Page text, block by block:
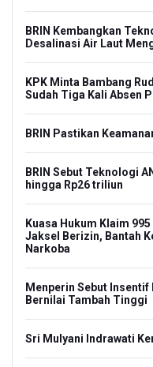
BRIN Kembangkan
Desalinasi Air Laut
KPK Minta Bambang
Sudah Tiga Kali Absen
BRIN Pastikan
BRIN Sebut Teknologi
hingga Rp26 triliun
Kuasa Hukum Klaim
Jaksel Berizin, Bantah
Narkoba
Menperin Sebut
Bernilai Tambah Tinggi
Sri Mulyani Indrawati